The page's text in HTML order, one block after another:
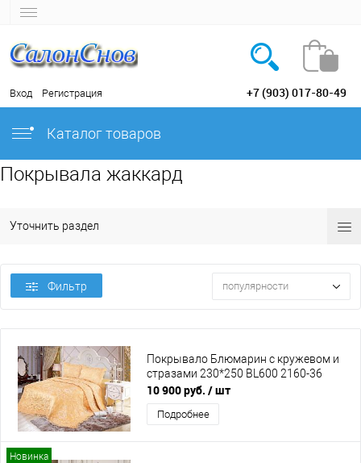
Вход Регистрация +7 (903) 017-80-49
Каталог товаров
Покрывала жаккард
Уточнить раздел
Фильтр популярности
Покрывало Блюмарин с кружевом и
стразами 230*250 BL600 2160-36
10 900 руб. / шт
Подробнее
Новинка